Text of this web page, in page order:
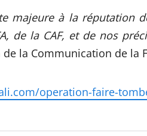
majeure à la réputation
de la CAF, et de nos
la Communication de la
operation-faire-